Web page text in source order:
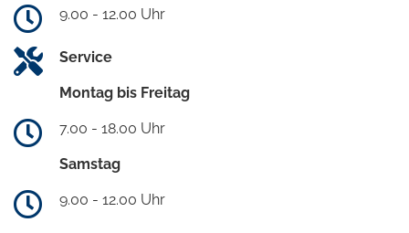
9.00 - 12.00 Uhr
Service
Montag bis Freitag
7.00 - 18.00 Uhr
Samstag
9.00 - 12.00 Uhr